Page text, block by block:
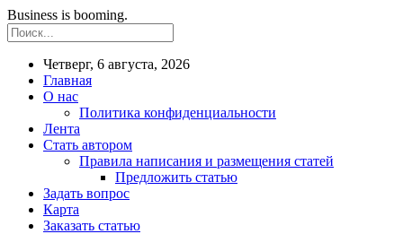
Business is booming.
Четверг, 6 августа, 2026
Главная
О нас
Политика конфиденциальности
Лента
Стать автором
Правила написания и размещения статей
Предложить статью
Задать вопрос
Карта
Заказать статью